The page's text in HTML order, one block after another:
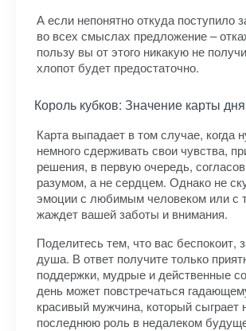
А если непонятно откуда поступило
во всех смыслах предложение –
пользу вы от этого никакую не
хлопот будет предостаточно.
Король кубков: Значение карты дня
Карта выпадает в том случае, когда
немного сдерживать свои чувства,
решения, в первую очередь,
разумом, а не сердцем. Однако не
эмоции с любимым человеком или с
жаждет вашей заботы и внимания.
Поделитесь тем, что вас беспокоит,
душа. В ответ получите только
поддержки, мудрые и действенные
день может повстречаться
красивый мужчина, который сыграет
последнюю роль в недалеком